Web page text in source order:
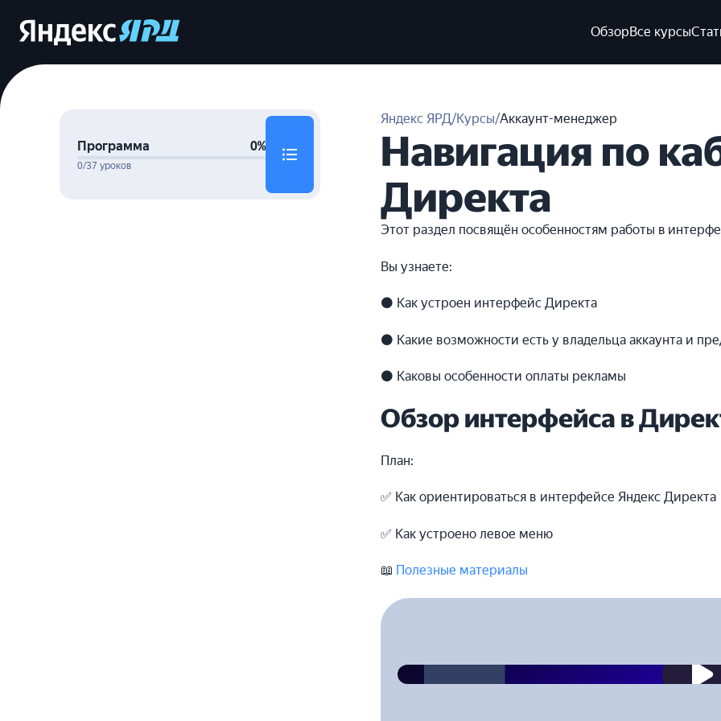
ОбзорВсе курсы
Программа 0%
0/37 уроков
Яндекс ЯРД/Курсы/Аккаунт-менеджер
Навигация по
Директа
Этот раздел посвящён особенностям работы в
Вы узнаете:
⚫ Как устроен интерфейс Директа
⚫ Какие возможности есть у владельца аккаунта и
⚫ Каковы особенности оплаты рекламы
Обзор интерфейса в
План:
✅ Как ориентироваться в интерфейсе Яндекс Директа
✅ Как устроено левое меню
📖 Полезные материалы
2023-04-28T00:00:00.000Z